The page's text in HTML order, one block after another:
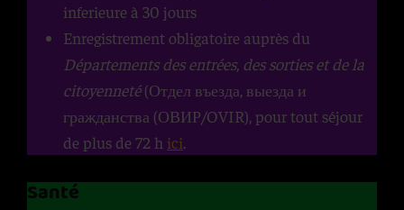
inferieure à 30 jours
Enregistrement obligatoire auprès du
Départements des entrées, des sorties et de la
citoyenneté(Отдел въезда, выезда и
гражданства (ОВИР/OVIR), pour tout séjour
de plus de 72 h ici
Santé